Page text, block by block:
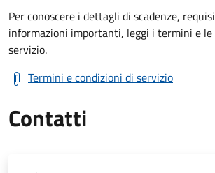
Per conoscere i dettagli di scadenze,
informazioni importanti, leggi i termini e le
servizio.
Termini e condizioni di servizio
Contatti